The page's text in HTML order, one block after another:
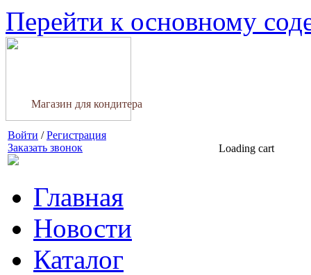
Перейти к основному
Магазин для кондитера
Войти /Регистрация
Заказать звонок
Loading cart
Главная
Новости
Каталог